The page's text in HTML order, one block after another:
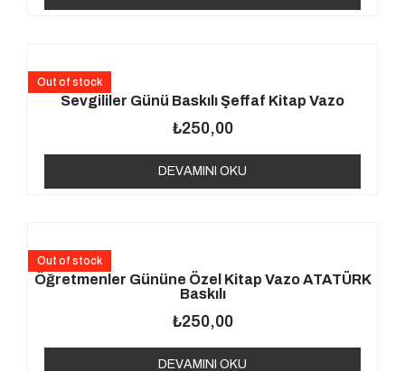
Sevgililer Günü Baskılı Şeffaf Kitap Vazo
₺250,00
Out of stock
DEVAMINI OKU
Öğretmenler Gününe Özel Kitap Vazo ATATÜRK
Baskılı
₺250,00
Out of stock
DEVAMINI OKU